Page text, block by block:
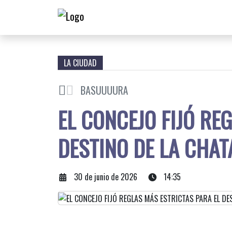
LA CIUDAD
BASUUUURA
EL CONCEJO FIJÓ
DESTINO DE LA
30 de junio de 2026 14:35